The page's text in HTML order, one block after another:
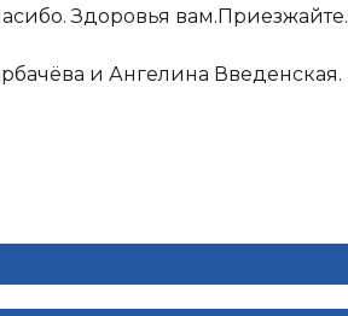
Здоровья вам.Приезжайте.
и Ангелина Введенская.